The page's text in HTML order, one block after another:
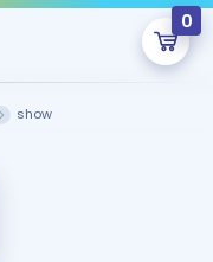
0
onlarca eğitim seni
show